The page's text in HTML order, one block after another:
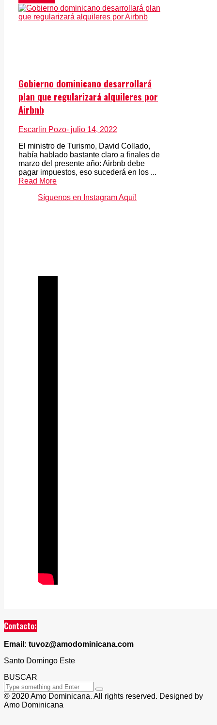
Gobierno dominicano desarrollará
plan que regularizará alquileres por
Airbnb
Escarlin Pozo- julio 14, 2022
El ministro de Turismo, David Collado,
había hablado bastante claro a finales de
marzo del presente año: Airbnb debe
pagar impuestos, eso sucederá en los ...
Read More
Síguenos en Instagram Aquí!
Contacto:
Email: tuvoz@amodominicana.com
Santo Domingo Este
BUSCAR
© 2020 Amo Dominicana. All rights reserved. Designed by
Amo Dominicana